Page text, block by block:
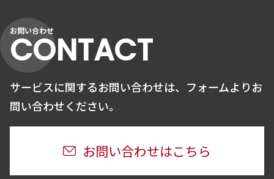
お問い合わせ
CONTACT
サービスに関するお問い合わせは、 フォームよりお
問い合わせください。
お問い合わせはこちら